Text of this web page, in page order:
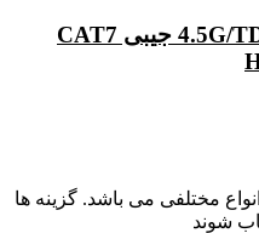
مودم سیم کارتی آنلاک 4.5G/TD-LTE جیبی CAT7
مختلفی می باشد. گزینه ها
شوند